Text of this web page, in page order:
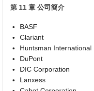
第 11 章 公司簡介
BASF
Clariant
Huntsman International
DuPont
DIC Corporation
Lanxess